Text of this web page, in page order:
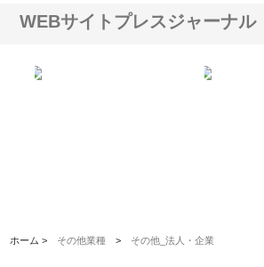
WEBサイトプレスジャーナル
ホーム > その他業種 > その他_法人・企業